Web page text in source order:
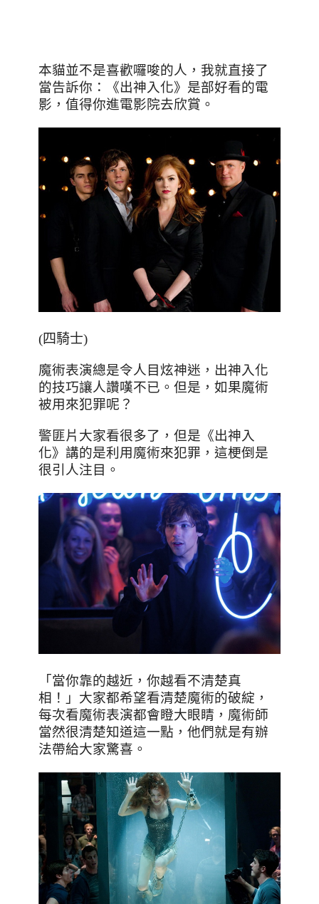
本貓並不是喜歡囉唆的人 ，我就直接了
當告訴你：《出神入化》是部好看的電
影，值得你進電影院去欣賞。
(四騎士)
魔術表演總是令人目炫神迷 ，出神入化
的技巧讓人讚嘆不已 。 但是 ， 如果魔術
被用來犯罪呢 ？
警匪片大家看很多了，但是《出神入
化》講的是利用魔術來犯罪，這梗倒是
很引人注目。
「當你靠的越近，你越看不清楚真
相！」大家都希望看清楚魔術的破綻，
每次看魔術表演都會瞪大眼睛，魔術師
當然很清楚知道這一點，他們就是有辦
法帶給大家驚喜。